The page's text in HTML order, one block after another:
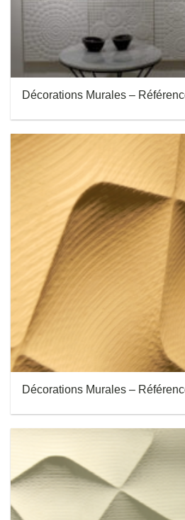
Décorations Murales –
Décorations Murales –